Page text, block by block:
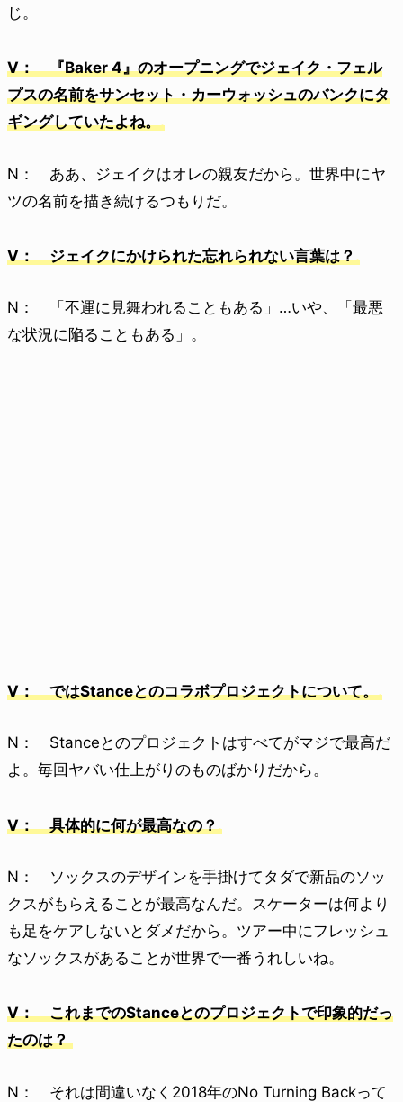
じ。
V： 『Baker 4』のオープニングでジェイク・フェル
プスの名前をサンセット・カーウォッシュのバンクにタ
ギングしていたよね。
N： ああ、ジェイクはオレの親友だから。世界中にヤ
ツの名前を描き続けるつもりだ。
V： ジェイクにかけられた忘れられない言葉は？
N： 「不運に見舞われることもある」…いや、「最悪
な状況に陥ることもある」。
V： ではStanceとのコラボプロジェクトについて。
N： Stanceとのプロジェクトはすべてがマジで最高だ
よ。毎回ヤバい仕上がりのものばかりだから。
V： 具体的に何が最高なの？
N： ソックスのデザインを手掛けてタダで新品のソッ
クスがもらえることが最高なんだ。スケーターは何より
も足をケアしないとダメだから。ツアー中にフレッシュ
なソックスがあることが世界で一番うれしいね。
V： これまでのStanceとのプロジェクトで印象的だっ
たのは？
N： それは間違いなく2018年のNo Turning Backって